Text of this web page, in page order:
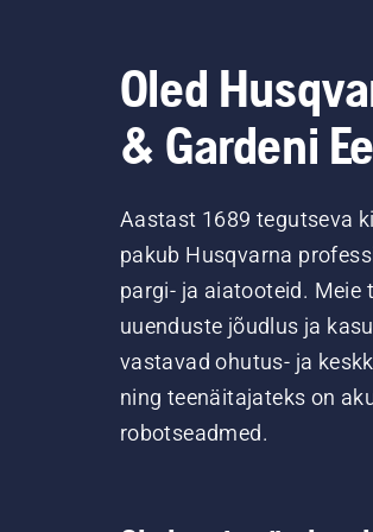
Oled
& Gardeni
Aastast 1689 tegutseva
pakub Husqvarna
pargi- ja aiatooteid. Meie
uuenduste jõudlus ja
vastavad ohutus- ja
ning teenäitajateks on
robotseadmed.